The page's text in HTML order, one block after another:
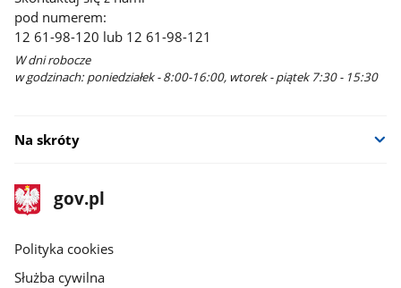
pod numerem:
12 61-98-120 lub 12 61-98-121
W dni robocze
w godzinach: poniedziałek - 8:00-16:00, wtorek - piątek 7:30 - 15:30
Na skróty
stopka
gov.pl
Strona
gov.pl
gov.pl
Polityka cookies
Służba cywilna